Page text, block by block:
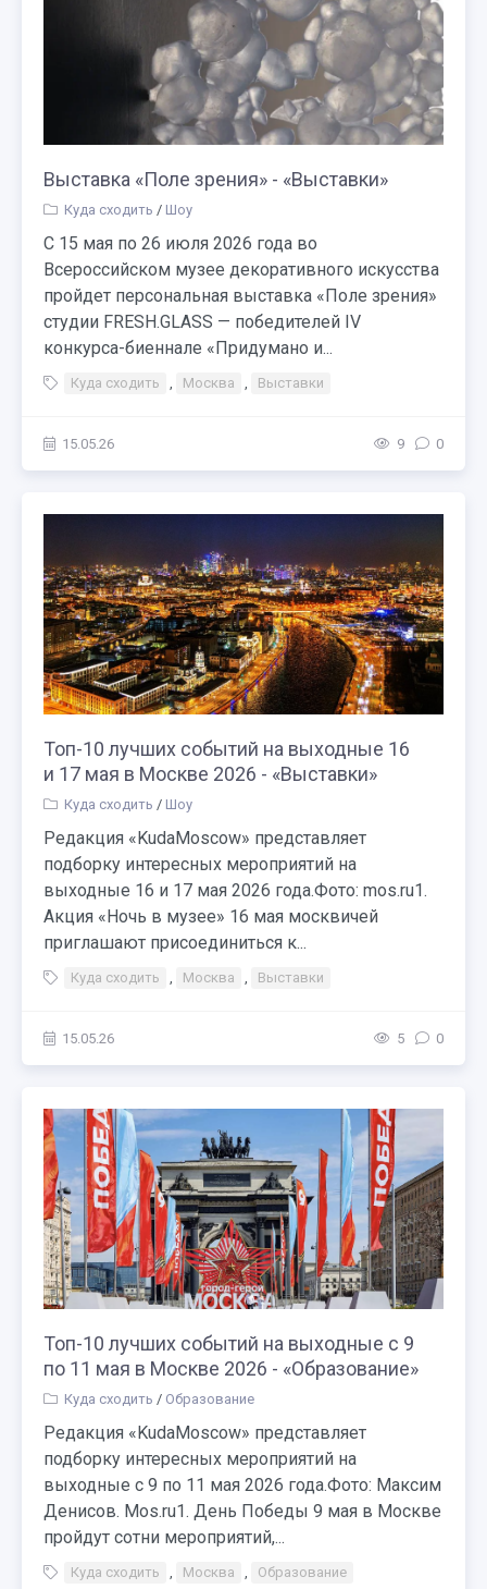
Выставка «Поле зрения» - «Выставки»
Куда сходить / Шоу
С 15 мая по 26 июля 2026 года во
Всероссийском музее декоративного искусства
пройдет персональная выставка «Поле зрения»
студии FRESH.GLASS — победителей IV
конкурса-биеннале «Придумано и...
Куда сходить , Москва , Выставки
15.05.26 9 0
Топ-10 лучших событий на выходные 16
и 17 мая в Москве 2026 - «Выставки»
Куда сходить / Шоу
Редакция «KudaMoscow» представляет
подборку интересных мероприятий на
выходные 16 и 17 мая 2026 года.Фото: mos.ru1.
Акция «Ночь в музее» 16 мая москвичей
приглашают присоединиться к...
Куда сходить , Москва , Выставки
15.05.26 5 0
Топ-10 лучших событий на выходные с 9
по 11 мая в Москве 2026 - «Образование»
Куда сходить / Образование
Редакция «KudaMoscow» представляет
подборку интересных мероприятий на
выходные с 9 по 11 мая 2026 года.Фото: Максим
Денисов. Mos.ru1. День Победы 9 мая в Москве
пройдут сотни мероприятий,...
Куда сходить , Москва , Образование